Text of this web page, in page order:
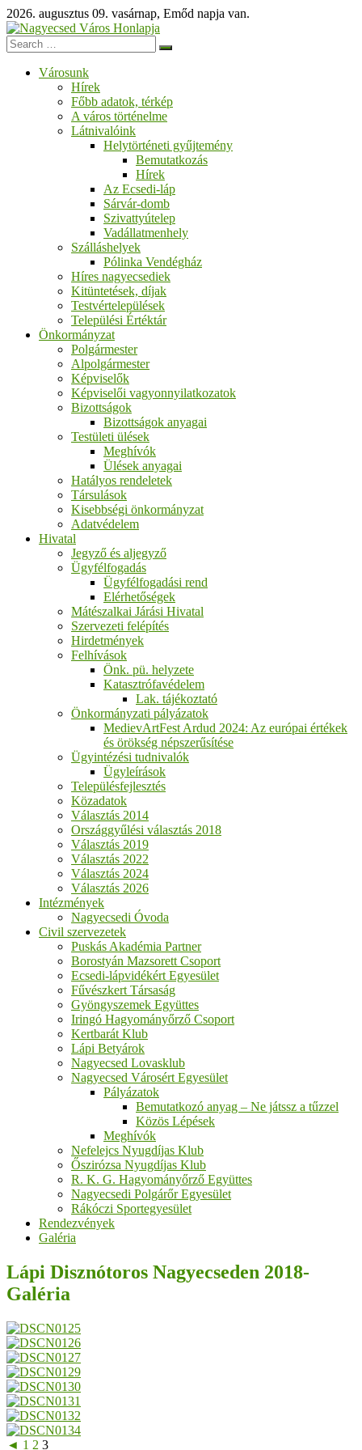
Skip
to
content
2026. augusztus 09. vasárnap, Emőd napja van.
Nagyecsed
Város
Honlapja
Üdvözöljük
honlapunkon!
Városunk
Hírek
Főbb adatok, térkép
A város történelme
Látnivalóink
Helytörténeti gyűjtemény
Bemutatkozás
Hírek
Az Ecsedi-láp
Sárvár-domb
Szivattyútelep
Vadállatmenhely
Szálláshelyek
Pólinka Vendégház
Híres nagyecsediek
Kitüntetések, díjak
Testvértelepülések
Települési Értéktár
Önkormányzat
Polgármester
Alpolgármester
Képviselők
Képviselői vagyonnyilatkozatok
Bizottságok
Bizottságok anyagai
Testületi ülések
Meghívók
Ülések anyagai
Hatályos rendeletek
Társulások
Kisebbségi önkormányzat
Adatvédelem
Hivatal
Jegyző és aljegyző
Ügyfélfogadás
Ügyfélfogadási rend
Elérhetőségek
Mátészalkai Járási Hivatal
Szervezeti felépítés
Hirdetmények
Felhívások
Önk. pü. helyzete
Katasztrófavédelem
Lak. tájékoztató
Önkormányzati pályázatok
MedievArtFest Ardud 2024: Az európai értékek
és örökség népszerűsítése
Ügyintézési tudnivalók
Ügyleírások
Településfejlesztés
Közadatok
Választás 2014
Országgyűlési választás 2018
Választás 2019
Választás 2022
Választás 2024
Választás 2026
Intézmények
Nagyecsedi Óvoda
Civil szervezetek
Puskás Akadémia Partner
Borostyán Mazsorett Csoport
Ecsedi-lápvidékért Egyesület
Fűvészkert Társaság
Gyöngyszemek Együttes
Iringó Hagyományőrző Csoport
Kertbarát Klub
Lápi Betyárok
Nagyecsed Lovasklub
Nagyecsed Városért Egyesület
Pályázatok
Bemutatkozó anyag – Ne játssz a tűzzel
Közös Lépések
Meghívók
Nefelejcs Nyugdíjas Klub
Őszirózsa Nyugdíjas Klub
R. K. G. Hagyományőrző Együttes
Nagyecsedi Polgárőr Egyesület
Rákóczi Sportegyesület
Rendezvények
Galéria
Lápi Disznótoros Nagyecseden 2018-
Galéria
◄ 1 2 3